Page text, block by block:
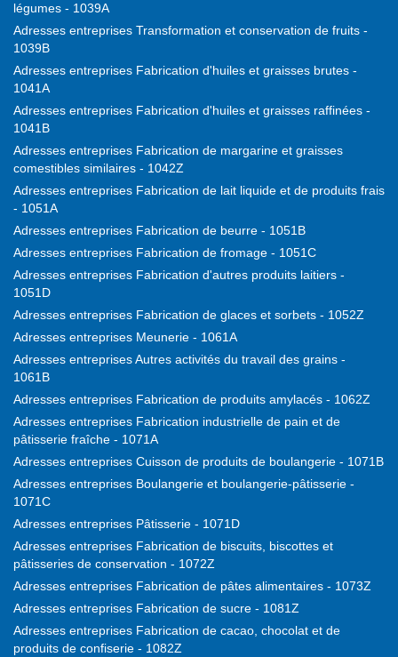
légumes - 1039A
Adresses entreprises Transformation et conservation de fruits -
1039B
Adresses entreprises Fabrication d'huiles et graisses brutes -
1041A
Adresses entreprises Fabrication d'huiles et graisses raffinées -
1041B
Adresses entreprises Fabrication de margarine et graisses
comestibles similaires - 1042Z
Adresses entreprises Fabrication de lait liquide et de produits frais
- 1051A
Adresses entreprises Fabrication de beurre - 1051B
Adresses entreprises Fabrication de fromage - 1051C
Adresses entreprises Fabrication d'autres produits laitiers -
1051D
Adresses entreprises Fabrication de glaces et sorbets - 1052Z
Adresses entreprises Meunerie - 1061A
Adresses entreprises Autres activités du travail des grains -
1061B
Adresses entreprises Fabrication de produits amylacés - 1062Z
Adresses entreprises Fabrication industrielle de pain et de
pâtisserie fraîche - 1071A
Adresses entreprises Cuisson de produits de boulangerie - 1071B
Adresses entreprises Boulangerie et boulangerie-pâtisserie -
1071C
Adresses entreprises Pâtisserie - 1071D
Adresses entreprises Fabrication de biscuits, biscottes et
pâtisseries de conservation - 1072Z
Adresses entreprises Fabrication de pâtes alimentaires - 1073Z
Adresses entreprises Fabrication de sucre - 1081Z
Adresses entreprises Fabrication de cacao, chocolat et de
produits de confiserie - 1082Z